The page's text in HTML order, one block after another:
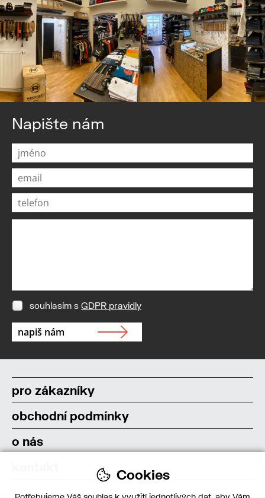
Napište nám
souhlasím s GDPR pravidly
pro zákazníky
obchodní podmínky
o nás
Cookies